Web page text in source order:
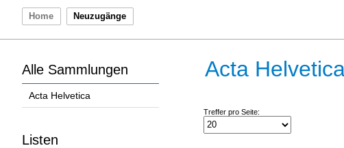
Home Neuzugänge
Alle Sammlungen
Acta Helvetica
Listen
Acta
Treffer pro Seite: